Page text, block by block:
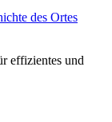
des Ortes
effizientes und